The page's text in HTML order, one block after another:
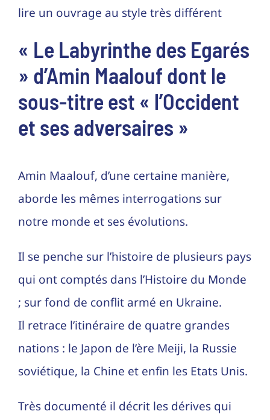
lire un ouvrage au style très différent
« Le Labyrinthe des Egarés
» d’Amin Maalouf dont le
sous-titre est « l’Occident
et ses adversaires »
Amin Maalouf, d’une certaine manière,
aborde les mêmes interrogations sur
notre monde et ses évolutions.
Il se penche sur l’histoire de plusieurs pays
qui ont comptés dans l’Histoire du Monde
; sur fond de conflit armé en Ukraine.
Il retrace l’itinéraire de quatre grandes
nations : le Japon de l’ère Meiji, la Russie
soviétique, la Chine et enfin les Etats Unis.
Très documenté il décrit les dérives qui